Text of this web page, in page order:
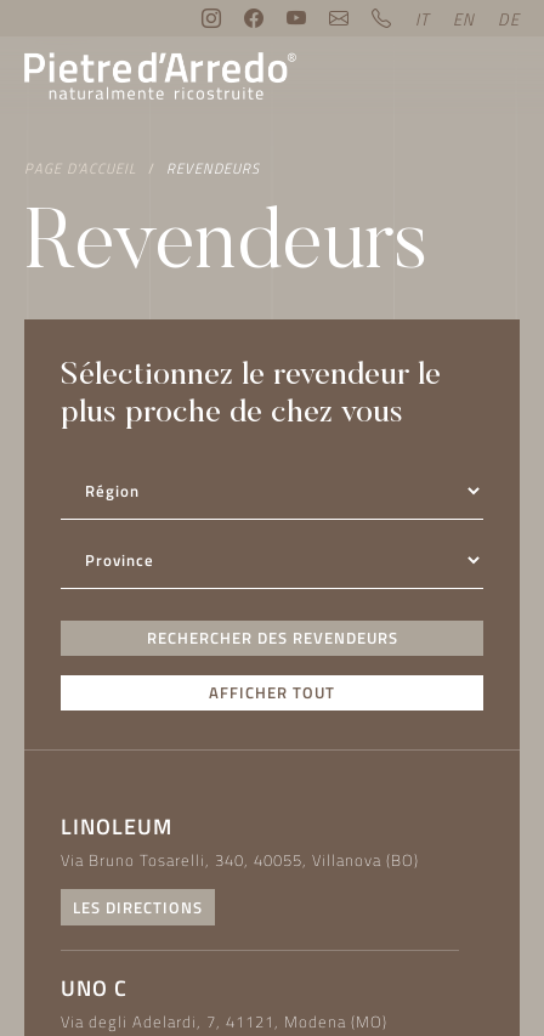
IT EN DE
PAGE D’ACCUEIL REVENDEURS
Revendeurs
Sélectionnez le revendeur le
plus proche de chez vous
RECHERCHER DES REVENDEURS
AFFICHER TOUT
LINOLEUM
Via Bruno Tosarelli, 340, 40055, Villanova (BO)
LES DIRECTIONS
UNO C
Via degli Adelardi, 7, 41121, Modena (MO)